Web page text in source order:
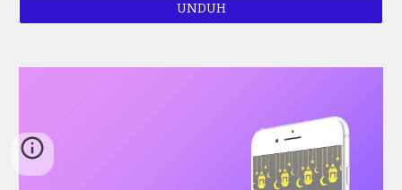
UNDUH